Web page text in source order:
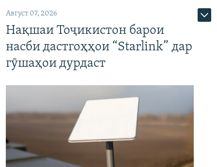
Август 07, 2026
Нақшаи Тоҷикистон барои
насби дастгоҳҳои “Starlink” дар
гӯшаҳои дурдаст